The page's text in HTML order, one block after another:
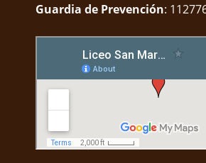
Guardia de Prevención: